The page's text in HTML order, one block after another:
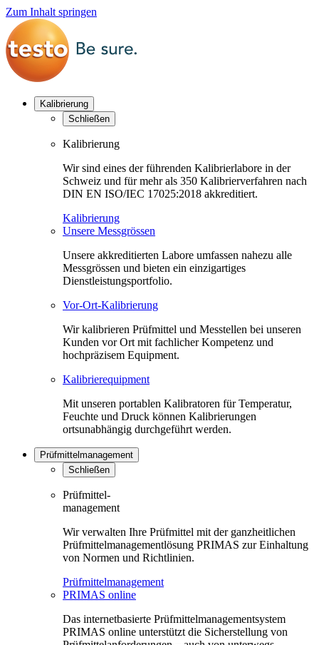
Zum Inhalt springen
Kalibrierung
Schließen
Kalibrierung
Wir sind eines der führenden Kalibrierlabore in der
Schweiz und für mehr als 350 Kalibrierverfahren nach
DIN EN ISO/IEC 17025:2018 akkreditiert.
Kalibrierung
Unsere Messgrössen
Unsere akkreditierten Labore umfassen nahezu alle
Messgrössen und bieten ein einzigartiges
Dienstleistungsportfolio.
Vor-Ort-Kalibrierung
Wir kalibrieren Prüfmittel und Messtellen bei unseren
Kunden vor Ort mit fachlicher Kompetenz und
hochpräzisem Equipment.
Kalibrierequipment
Mit unseren portablen Kalibratoren für Temperatur,
Feuchte und Druck können Kalibrierungen
ortsunabhängig durchgeführt werden.
Prüfmittelmanagement
Schließen
Prüfmittel-
management
Wir verwalten Ihre Prüfmittel mit der ganzheitlichen
Prüfmittelmanagementlösung PRIMAS zur Einhaltung
von Normen und Richtlinien.
Prüfmittelmanagement
PRIMAS online
Das internetbasierte Prüfmittelmanagementsystem
PRIMAS online unterstützt die Sicherstellung von